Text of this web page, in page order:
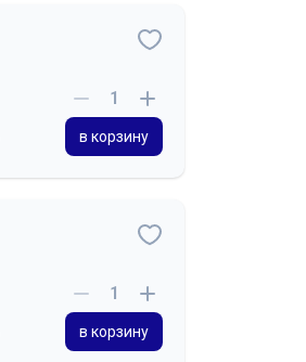
в корзину
в корзину